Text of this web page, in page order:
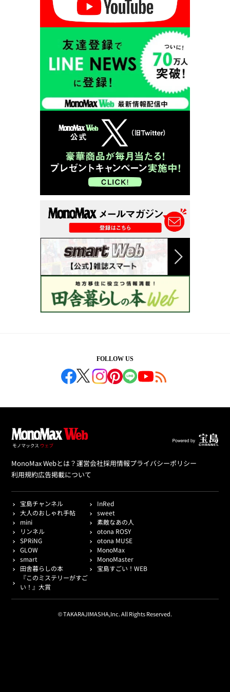
FOLLOW US
MonoMax Webとは？運営会社採用情報プライバシーポリシー
利用規約広告掲載について
宝島チャンネル
InRed
大人のおしゃれ手帖
sweet
mini
素敵なあの人
リンネル
otona ROSY
SPRiNG
otona MUSE
GLOW
MonoMax
smart
MonoMaster
田舎暮らしの本
宝島すごい！WEB
『このミステリーがすご
い！』大賞
© TAKARAJIMASHA,Inc. All Rights Reserved.